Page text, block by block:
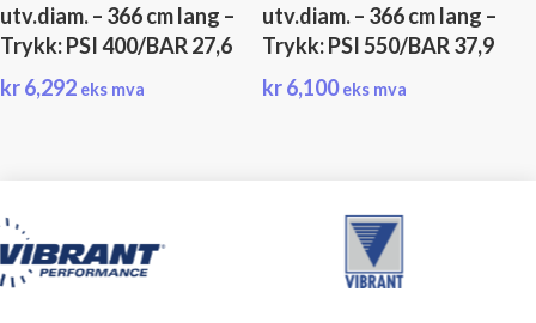
utv.diam. – 366 cm lang –
Trykk: PSI 400/BAR 27,6
kr6,292 eks mva
utv.diam. – 366 cm lang –
Trykk: PSI 550/BAR 37,9
kr6,100 eks mva